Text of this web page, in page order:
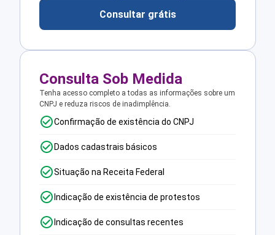
Consultar grátis
Consulta Sob Medida
Tenha acesso completo a todas as informações sobre um
CNPJ e reduza riscos de inadimplência.
Confirmação de existência do CNPJ
Dados cadastrais básicos
Situação na Receita Federal
Indicação de existência de protestos
Indicação de consultas recentes